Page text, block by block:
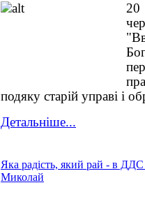
20
подяку старій управі і
Детальніше...
Яка радість, який рай - в ДДС
Миколай